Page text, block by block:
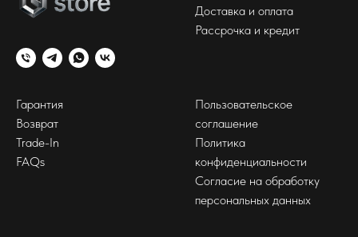
Доставка и оплата
Рассрочка и кредит
Гарантия
Возврат
Trade-In
FAQs
Пользовательское
соглашение
Политика
конфиденциальности
Согласие на обработку
персональных данных